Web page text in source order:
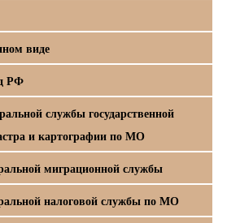
виде
РФ
службы государственной
и картографии по МО
миграционной службы
налоговой службы по МО